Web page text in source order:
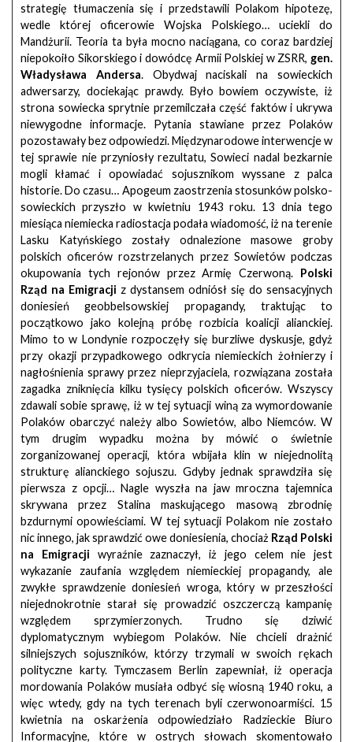
strategię tłumaczenia się i przedstawili Polakom hipotezę,
wedle której oficerowie Wojska Polskiego… uciekli do
Mandżurii. Teoria ta była mocno naciągana, co coraz bardziej
niepokoiło Sikorskiego i dowódcę Armii Polskiej w ZSRR, gen.
Władysława Andersa. Obydwaj naciskali na sowieckich
adwersarzy, dociekając prawdy. Było bowiem oczywiste, iż
strona sowiecka sprytnie przemilczała część faktów i ukrywa
niewygodne informacje. Pytania stawiane przez Polaków
pozostawały bez odpowiedzi. Międzynarodowe interwencje w
tej sprawie nie przyniosły rezultatu, Sowieci nadal bezkarnie
mogli kłamać i opowiadać sojusznikom wyssane z palca
historie. Do czasu… Apogeum zaostrzenia stosunków polsko-
sowieckich przyszło w kwietniu 1943 roku. 13 dnia tego
miesiąca niemiecka radiostacja podała wiadomość, iż na terenie
Lasku Katyńskiego zostały odnalezione masowe groby
polskich oficerów rozstrzelanych przez Sowietów podczas
okupowania tych rejonów przez Armię Czerwoną. Polski
Rząd na Emigracji z dystansem odniósł się do sensacyjnych
doniesień geobbelsowskiej propagandy, traktując to
początkowo jako kolejną próbę rozbicia koalicji alianckiej.
Mimo to w Londynie rozpoczęły się burzliwe dyskusje, gdyż
przy okazji przypadkowego odkrycia niemieckich żołnierzy i
nagłośnienia sprawy przez nieprzyjaciela, rozwiązana została
zagadka zniknięcia kilku tysięcy polskich oficerów. Wszyscy
zdawali sobie sprawę, iż w tej sytuacji winą za wymordowanie
Polaków obarczyć należy albo Sowietów, albo Niemców. W
tym drugim wypadku można by mówić o świetnie
zorganizowanej operacji, która wbijała klin w niejednolitą
strukturę alianckiego sojuszu. Gdyby jednak sprawdziła się
pierwsza z opcji… Nagle wyszła na jaw mroczna tajemnica
skrywana przez Stalina maskującego masową zbrodnię
bzdurnymi opowieściami. W tej sytuacji Polakom nie zostało
nic innego, jak sprawdzić owe doniesienia, chociaż Rząd Polski
na Emigracji wyraźnie zaznaczył, iż jego celem nie jest
wykazanie zaufania względem niemieckiej propagandy, ale
zwykłe sprawdzenie doniesień wroga, który w przeszłości
niejednokrotnie starał się prowadzić oszczerczą kampanię
względem sprzymierzonych. Trudno się dziwić
dyplomatycznym wybiegom Polaków. Nie chcieli drażnić
silniejszych sojuszników, którzy trzymali w swoich rękach
polityczne karty. Tymczasem Berlin zapewniał, iż operacja
mordowania Polaków musiała odbyć się wiosną 1940 roku, a
więc wtedy, gdy na tych terenach byli czerwonoarmiści. 15
kwietnia na oskarżenia odpowiedziało Radzieckie Biuro
Informacyjne, które w ostrych słowach skomentowało